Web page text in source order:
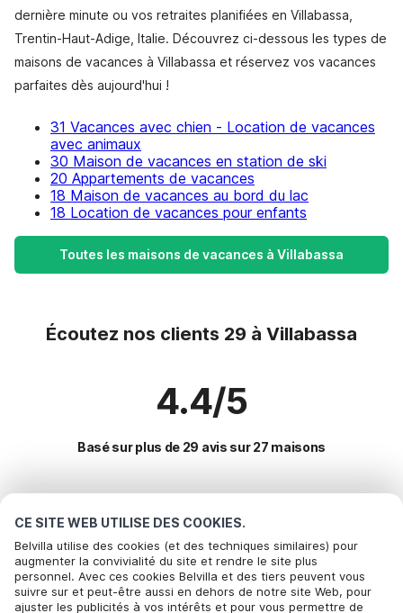
CE SITE WEB UTILISE DES COOKIES.
Belvilla utilise des cookies (et des techniques similaires) pour
augmenter la convivialité du site et rendre le site plus
personnel. Avec ces cookies Belvilla et des tiers peuvent vous
suivre sur et peut-être aussi en dehors de notre site Web, pour
ajuster les publicités à vos intérêts et pour vous permettre de
dernière minute ou vos retraites planifiées en Villabassa,
Trentin-Haut-Adige, Italie. Découvrez ci-dessous les types de
maisons de vacances à Villabassa et réservez vos vacances
parfaites dès aujourd'hui !
31 Vacances avec chien - Location de vacances
avec animaux
30 Maison de vacances en station de ski
20 Appartements de vacances
18 Maison de vacances au bord du lac
18 Location de vacances pour enfants
Toutes les maisons de vacances à Villabassa
Écoutez nos clients 29 à Villabassa
4.4/5
Basé sur plus de 29 avis sur 27 maisons
Destinations les plus populaires pour les
vacances
Villes offrant les meilleures commodités pour les vacances
Maison de vacances au bord du lac val-maria-pur